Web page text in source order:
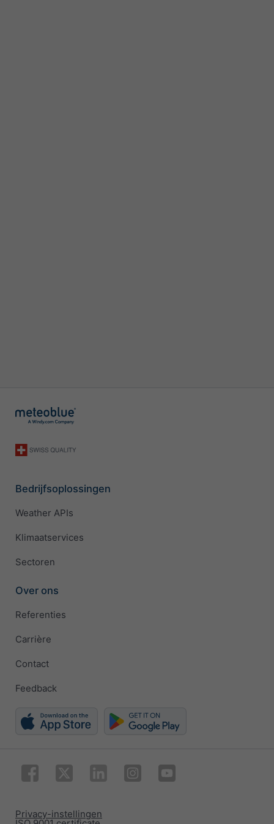
Bedrijfsoplossingen
Weather APIs
Klimaatservices
Sectoren
Over ons
Referenties
Carrière
Contact
Feedback
Privacy-instellingen